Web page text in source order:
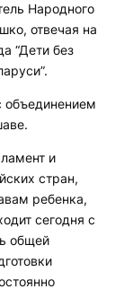
Народного
отвечая на
“Дети без
объединением
и
стран,
ребенка,
сегодня с
общей